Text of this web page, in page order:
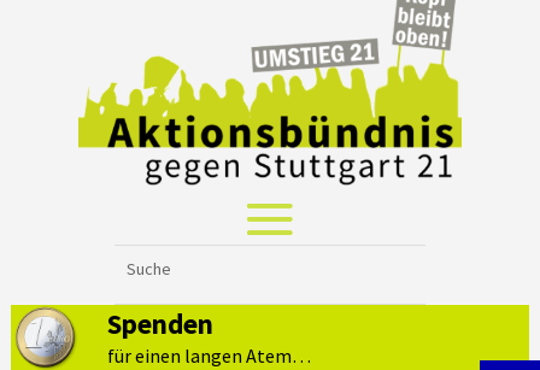
Spenden
für einen langen Atem…